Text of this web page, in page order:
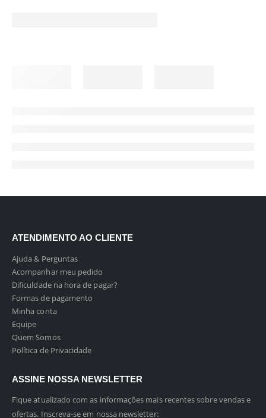
ATENDIMENTO AO CLIENTE
Ajuda & Perguntas
Acompanhar meu pedido
Dificuldade na hora de pagar?
Formas de pagamento
Minha conta
Equipe
Quem Somos
Política de Privacidade
ASSINE NOSSA NEWSLETTER
Fique atualizado com as informações mais recentes sobre vendas e
ofertas. Inscreva-se em nossa newsletter: